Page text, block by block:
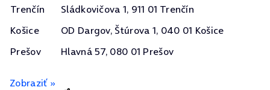
Trenčín
Sládkovičova 1, 911 01 Trenčín
Košice
OD Dargov, Štúrova 1, 040 01 Košice
Prešov
Hlavná 57, 080 01 Prešov
Zobraziť »